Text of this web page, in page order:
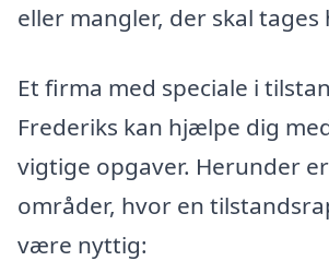
eller mangler, der skal tages
Et firma med speciale i
Frederiks kan hjælpe dig
vigtige opgaver. Herunder
områder, hvor en
være nyttig: